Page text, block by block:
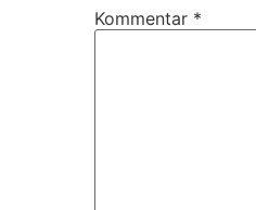
Kommentar *